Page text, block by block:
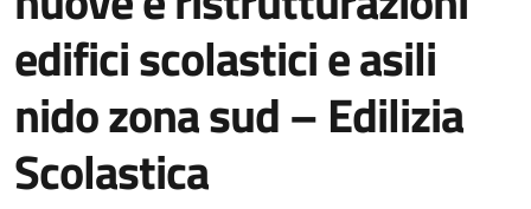
edifici scolastici e asili
nido zona sud – Edilizia
Scolastica